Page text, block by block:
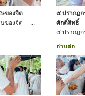
ของจิต
ษของจิต ...
๕ ปรากฏ
ศักดิ์สิทธิ์
๕ ปรากฏก
อ่านต่อ